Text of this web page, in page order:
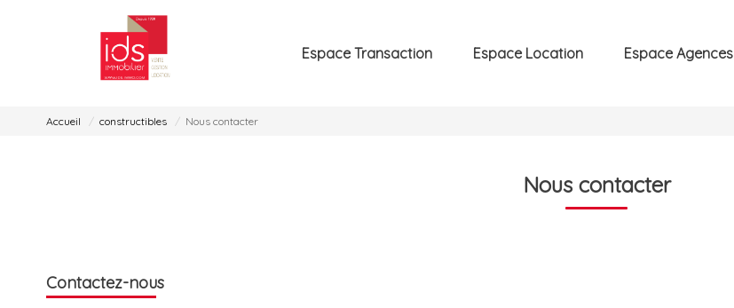
Espace Transaction Espace Location Espace Agences
Accueil constructibles Nous contacter
Nous contacter
Contactez-nous